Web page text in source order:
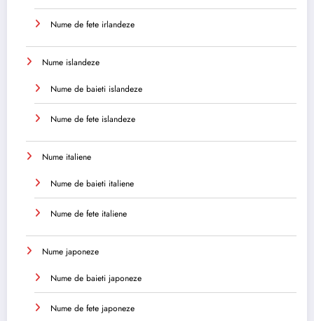
Nume de fete irlandeze
Nume islandeze
Nume de baieti islandeze
Nume de fete islandeze
Nume italiene
Nume de baieti italiene
Nume de fete italiene
Nume japoneze
Nume de baieti japoneze
Nume de fete japoneze